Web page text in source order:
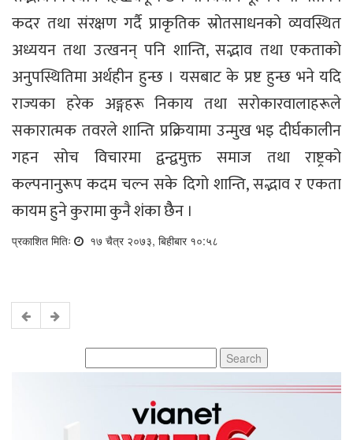
कदर तथा संरक्षण गर्दै प्राकृतिक स्रोतसाधनको व्यवस्थित
अध्ययन तथा उत्खनन् पनि शान्ति, सद्भाव तथा एकताको
अनुपस्थितिमा अर्थहीन हुन्छ । यसबाट के प्रष्ट हुन्छ भने यदि
राज्यका हरेक अङ्गहरू निकाय तथा सरोकारवालाहरूले
सकारात्मक तवरले शान्ति प्रक्रियामा उन्मुख भइ दीर्घकालीन
गहन सोच विचारमा द्वन्द्वमुक्त समाज तथा राष्ट्रको
कल्पनानुरूप कदम चल्न सके दिगो शान्ति, सद्भाव र एकता
कायम हुने कुरामा कुनै शंका छैैन ।
प्रकाशित मितिः १७ चैत्र २०७३, बिहीबार १०:५८
for: